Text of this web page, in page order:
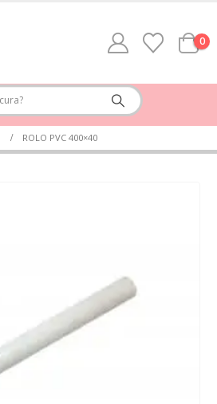
0
ROLO PVC 400×40